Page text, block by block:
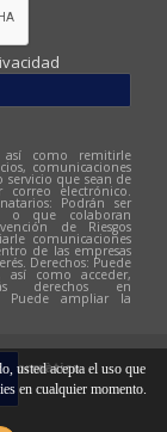
usted acepta el uso que
en cualquier momento.
así como remitirle
comunicaciones
que sean de
correo electrónico.
Podrán ser
o que colaboran
de Riesgos
comunicaciones
de las empresas
Derechos: Puede
como acceder,
derechos en
Puede ampliar la